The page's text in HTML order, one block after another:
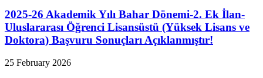
2025-26 Akademik Yılı Bahar Dönemi-2. Ek İlan-
Uluslararası Öğrenci Lisansüstü (Yüksek Lisans ve
Doktora) Başvuru Sonuçları Açıklanmıştır!
25 February 2026